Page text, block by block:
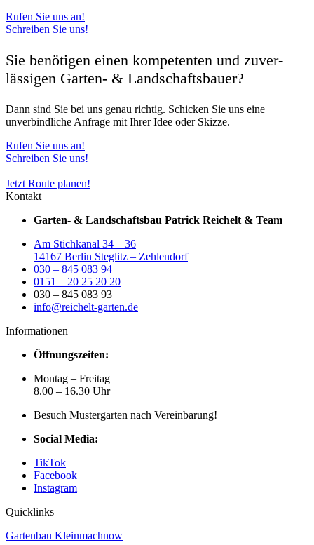
Rufen Sie uns an!
Schreiben Sie uns!
Sie benötigen einen kompetenten und zuver­
lässigen Garten- & Land­schafts­bauer?
Dann sind Sie bei uns genau richtig. Schicken Sie uns eine
unverbindliche Anfrage mit Ihrer Idee oder Skizze.
Rufen Sie uns an!
Schreiben Sie uns!
Jetzt Route planen!
Kontakt
Garten- & Landschaftsbau Patrick Reichelt & Team
Am Stichkanal 34 – 36
14167 Berlin Steglitz – Zehlendorf
030 – 845 083 94
0151 – 20 25 20 20
030 – 845 083 93
info@reichelt-garten.de
Informationen
Öffnungszeiten:
Montag – Freitag
8.00 – 16.30 Uhr
Besuch Mustergarten nach Vereinbarung!
Social Media:
TikTok
Facebook
Instagram
Quicklinks
Gartenbau Kleinmachnow